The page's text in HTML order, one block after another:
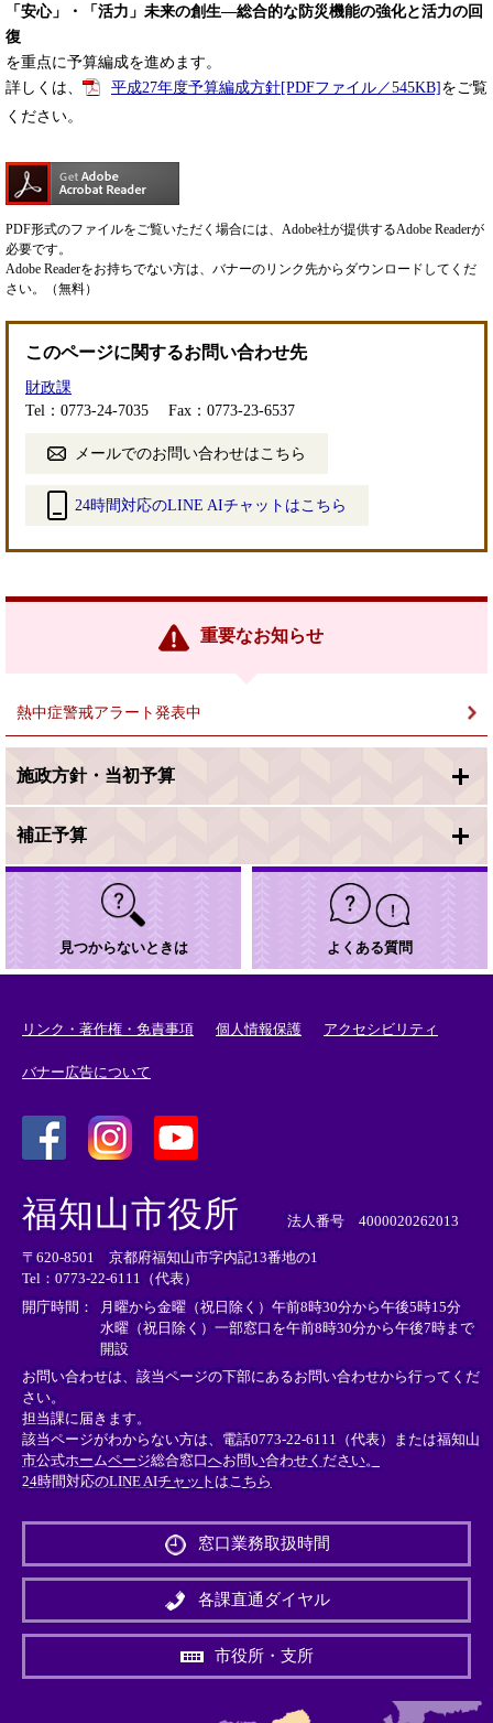
「安心」・「活力」未来の創生―総合的な防災機能の強化と活力の回
復
を重点に予算編成を進めます。
詳しくは、
平成27年度予算編成方針[PDFファイル／545KB] をご覧
ください。
PDF形式のファイルをご覧いただく場合には、Adobe社が提供するAdobe Readerが
必要です。
Adobe Readerをお持ちでない方は、バナーのリンク先からダウンロードしてくだ
さい。（無料）
このページに関するお問い合わせ先
財政課
Tel：0773-24-7035
Fax：0773-23-6537
メールでのお問い合わせはこちら
24時間対応のLINE AIチャットはこちら
リ
重要なお知らせ
熱中症警戒アラート発表中
施政方針・当初予算
補正予算
見つからないときは よくある質問
リンク・著作権・免責事項 個人情報保護 アクセシビリティ
バナー広告について
外
部
リ
ン
ク
＞
外
リ
ン
ク
＞
外
部
ン
ク
＞
福知山市役所 法人番号 4000020262013
〒620-8501 京都府福知山市字内記13番地の1
Tel：0773-22-6111（代表）
開庁時間：
月曜から金曜（祝日除く）午前8時30分から午後5時15分
水曜（祝日除く）一部窓口を午前8時30分から午後7時まで
開設
お問い合わせは、該当ページの下部にあるお問い合わせから行ってくだ
さい。
担当課に届きます。
該当ページがわからない方は、電話0773-22-6111（代表）または福知山
市公式ホームページ総合窓口へお問い合わせください。
24時間対応のLINE AIチャットはこちら
外
リ
ン
＞
窓口業務取扱時間
各課直通ダイヤル
市役所・支所